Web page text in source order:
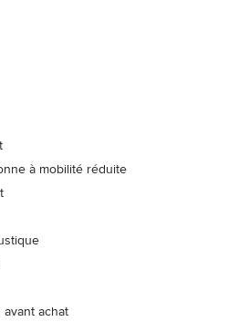
à mobilité réduite
avant achat